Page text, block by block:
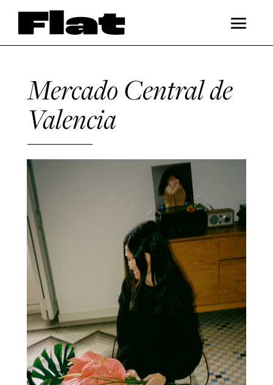
Mercado Central de
Valencia